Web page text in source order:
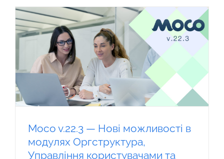
Moco v.22.3 — Нові можливості в
модулях Оргструктура,
Управління користувачами та